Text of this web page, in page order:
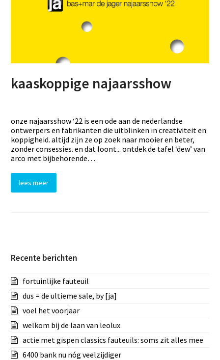
kaaskoppige najaarsshow
onze najaarsshow ‘22 is een ode aan de nederlandse
ontwerpers en fabrikanten die uitblinken in creativiteit en
koppigheid. altijd zijn ze op zoek naar mooier en beter,
zonder consessies. en dat loont... ontdek de tafel ‘dew’ van
arco met bijbehorende…
lees meer
Recente berichten
fortuinlijke fauteuil
dus = de ultieme sale, by [ja]
voel het voorjaar
welkom bij de laan van leolux
actie met gispen classics fauteuils: soms zit alles mee
6400 bank nu nóg veelzijdiger